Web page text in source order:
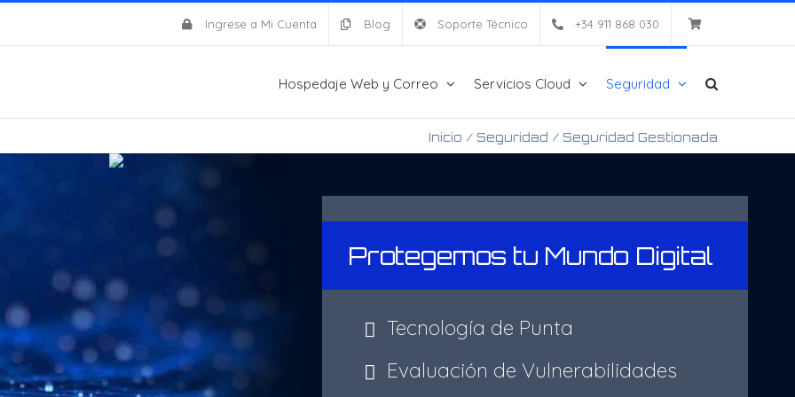
Ingrese a Mi Cuenta Blog Soporte Técnico +34 911 868 030
Hospedaje Web y Correo Servicios Cloud Seguridad
Inicio / Seguridad / Seguridad Gestionada
Protegemos tu Mundo Digital
Tecnología de Punta
Evaluación de Vulnerabilidades